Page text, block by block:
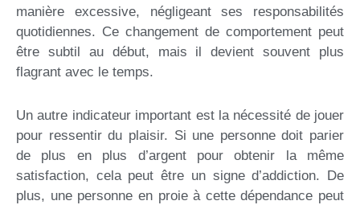
manière excessive, négligeant ses responsabilités
quotidiennes. Ce changement de comportement peut
être subtil au début, mais il devient souvent plus
flagrant avec le temps.
Un autre indicateur important est la nécessité de jouer
pour ressentir du plaisir. Si une personne doit parier
de plus en plus d’argent pour obtenir la même
satisfaction, cela peut être un signe d’addiction. De
plus, une personne en proie à cette dépendance peut